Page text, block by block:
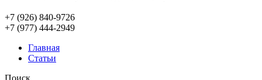
+7 (926) 840-9726
+7 (977) 444-2949
Главная
Статьи
Поиск